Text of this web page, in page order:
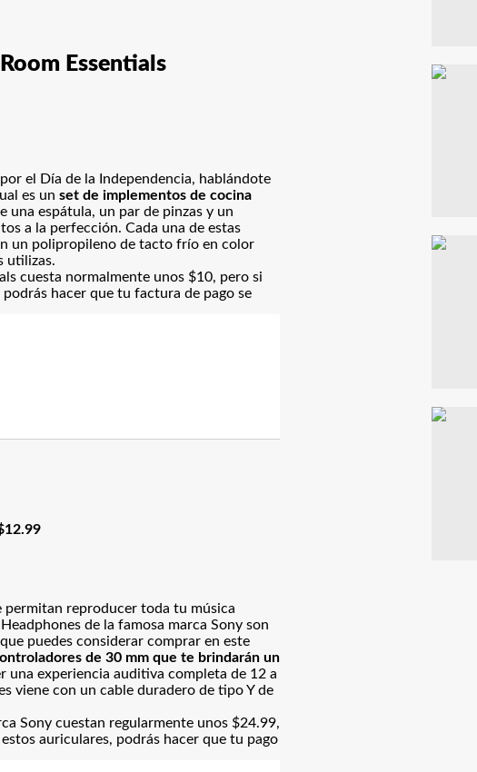
Essentials
el Día de la Independencia, hablándote
es un set de implementos de cocina
una espátula, un par de pinzas y un
a la perfección. Cada una de estas
un polipropileno de tacto frío en color
utilizas.
cuesta normalmente unos $10, pero si
hacer que tu factura de pago se
permitan reproducer toda tu música
de la famosa marca Sony son
puedes considerar comprar en este
de 30 mm que te brindarán un
una experiencia auditiva completa de 12 a
viene con un cable duradero de tipo Y de
Sony cuestan regularmente unos $24.99,
auriculares, podrás hacer que tu pago